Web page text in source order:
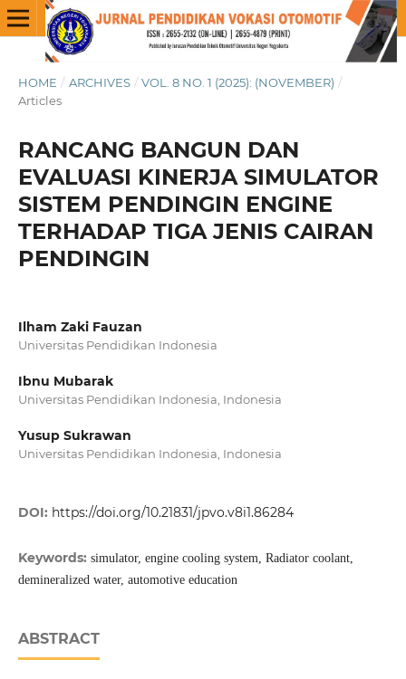
HOME / ARCHIVES / VOL. 8 NO. 1 (2025): (NOVEMBER) /
Articles
RANCANG BANGUN DAN
EVALUASI KINERJA SIMULATOR
SISTEM PENDINGIN ENGINE
TERHADAP TIGA JENIS CAIRAN
PENDINGIN
Ilham Zaki Fauzan
Universitas Pendidikan Indonesia
Ibnu Mubarak
Universitas Pendidikan Indonesia, Indonesia
Yusup Sukrawan
Universitas Pendidikan Indonesia, Indonesia
DOI: https://doi.org/10.21831/jpvo.v8i1.86284
Keywords: simulator, engine cooling system, Radiator coolant,
demineralized water, automotive education
ABSTRACT